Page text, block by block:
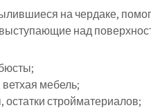
на чердаке,
над
мебель;
стройматериалов;